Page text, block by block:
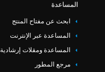
المساعدة
ابحث عن مفتاح المنتج
المساعدة عبر الإنترنت
المساعدة ومقلات إرشادية
مرجع المطور